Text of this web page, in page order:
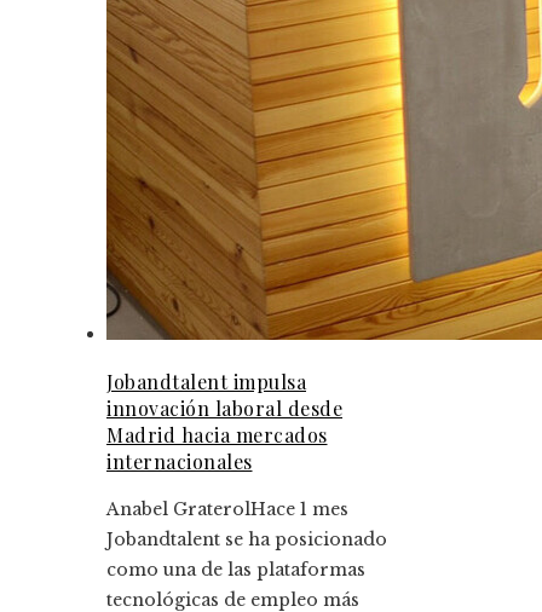
Jobandtalent impulsa
innovación laboral desde
Madrid hacia mercados
internacionales
Anabel GraterolHace 1 mes
Jobandtalent se ha posicionado
como una de las plataformas
tecnológicas de empleo más